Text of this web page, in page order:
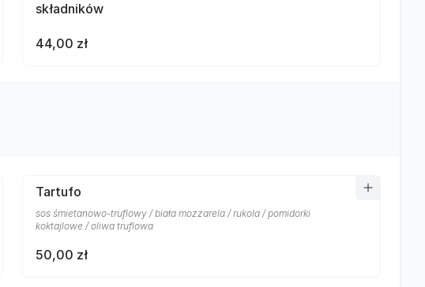
składników
44,00 zł
Tartufo
sos śmietanowo-truflowy / biała mozzarela / rukola / pomidorki
koktajlowe / oliwa truflowa
50,00 zł